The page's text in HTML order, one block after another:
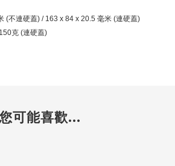
(不連硬蓋) / 163 x 84 x 20.5 毫米 (連硬蓋)
克 (連硬蓋)
可能喜歡...